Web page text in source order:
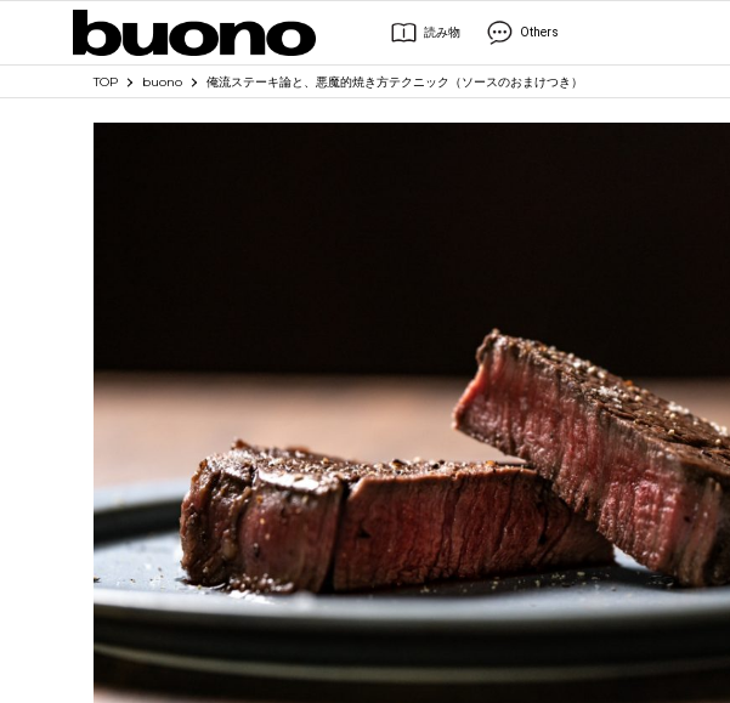
読み物 Others
TOP buono 俺流ステーキ論と、悪魔的焼き方テクニック（ソースのおまけつき）